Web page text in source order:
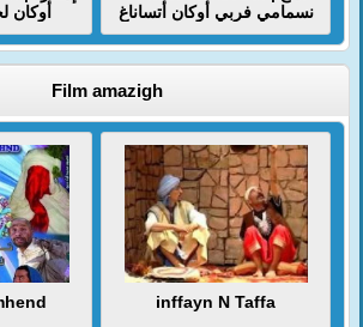
أوكان
نسمامي فربي أوكان أتساناغ
Film amazigh
inffayn N Taffa